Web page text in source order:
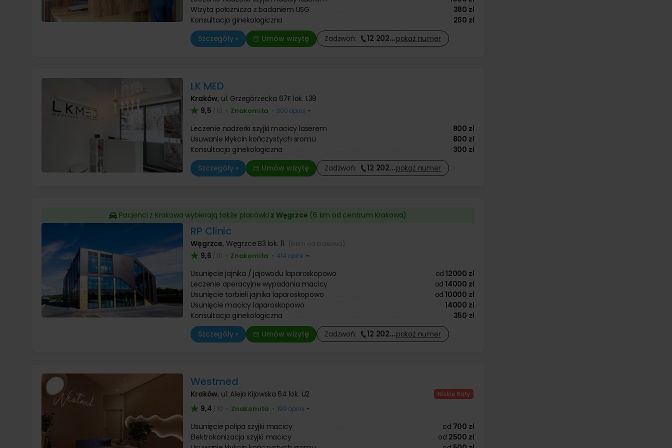
Wizyta położnicza z badaniem USG
380 zł
Konsultacja ginekologiczna
280 zł
Szczegóły »
Umów wizytę Zadzwoń: 12 202…pokaż numer
LK MED
Kraków, ul. Grzegórzecka 67F lok. L38
9,5 / 10 • Znakomita • 300 opinii
Leczenie nadżerki szyjki macicy laserem
800 zł
Usuwanie kłykcin kończystych sromu
800 zł
Konsultacja ginekologiczna
300 zł
Szczegóły »
Umów wizytę Zadzwoń: 12 202…pokaż numer
Pacjenci z Krakowa wybierają także placówki z Węgrzce (6 km od centrum Krakowa)
RP Clinic
Węgrzce, Węgrzce B3 lok. 11 (6 km od Krakowa)
9,6 / 10 • Znakomita • 414 opinii
Usunięcie jajnika / jajowodu laparoskopowo od 12000 zł
Leczenie operacyjne wypadania macicy
od 14000 zł
Usunięcie torbieli jajnika laparoskopowo
od 10000 zł
Usunięcie macicy laparoskopowo
14000 zł
Konsultacja ginekologiczna
350 zł
Szczegóły »
Umów wizytę Zadzwoń: 12 202…pokaż numer
Westmed
Kraków, ul. Aleja Kijowska 64 lok. U2
9,4 / 10 • Znakomita • 199 opinii
Usunięcie polipa szyjki macicy od 700 zł
Elektrokonizacja szyjki macicy
od 2500 zł